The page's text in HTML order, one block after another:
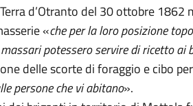
d’Otranto del 30 ottobre 1862
«che per la loro posizione
potessero servire di ricetto ai
delle scorte di foraggio e cibo
persone che vi abitano».